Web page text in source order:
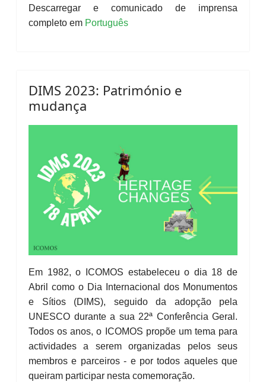
Descarregar e comunicado de imprensa
completo em Português
DIMS 2023: Património e
mudança
Em 1982, o ICOMOS estabeleceu o dia 18 de
Abril como o Dia Internacional dos Monumentos
e Sítios (DIMS), seguido da adopção pela
UNESCO durante a sua 22ª Conferência Geral.
Todos os anos, o ICOMOS propõe um tema para
actividades a serem organizadas pelos seus
membros e parceiros - e por todos aqueles que
queiram participar nesta comemoração.